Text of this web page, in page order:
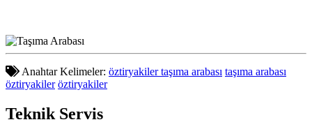
Anahtar Kelimeler: öztiryakiler taşıma arabası taşıma arabası
öztiryakiler öztiryakiler
Teknik Servis